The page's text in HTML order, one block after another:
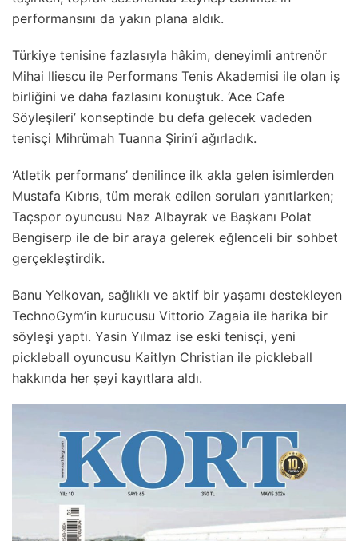
performansını da yakın plana aldık.
Türkiye tenisine fazlasıyla hâkim, deneyimli antrenör
Mihai Iliescu ile Performans Tenis Akademisi ile olan iş
birliğini ve daha fazlasını konuştuk. ‘Ace Cafe
Söyleşileri’ konseptinde bu defa gelecek vadeden
tenisçi Mihrümah Tuanna Şirin’i ağırladık.
‘Atletik performans’ denilince ilk akla gelen isimlerden
Mustafa Kıbrıs, tüm merak edilen soruları yanıtlarken;
Taçspor oyuncusu Naz Albayrak ve Başkanı Polat
Bengiserp ile de bir araya gelerek eğlenceli bir sohbet
gerçekleştirdik.
Banu Yelkovan, sağlıklı ve aktif bir yaşamı destekleyen
TechnoGym’in kurucusu Vittorio Zagaia ile harika bir
söyleşi yaptı. Yasin Yılmaz ise eski tenisçi, yeni
pickleball oyuncusu Kaitlyn Christian ile pickleball
hakkında her şeyi kayıtlara aldı.